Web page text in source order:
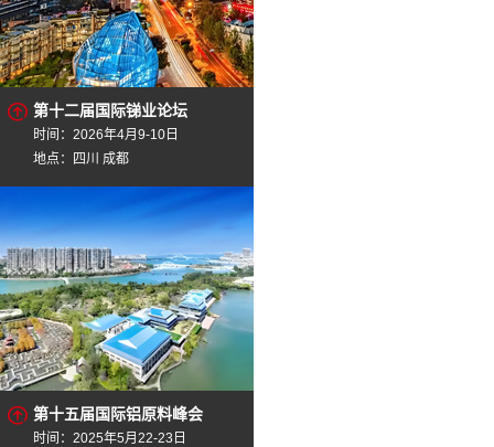
第十二届国际锑业论坛
时间：2026年4月9-10日
地点：四川 成都
第十五届国际铝原料峰会
时间：2025年5月22-23日